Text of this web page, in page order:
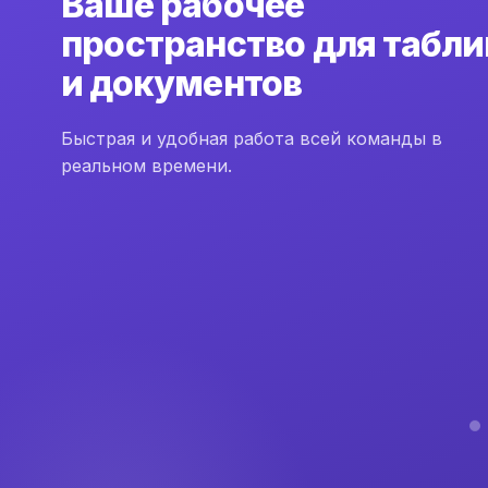
пространство для
и документов
Быстрая и удобная работа всей команды в
реальном времени.